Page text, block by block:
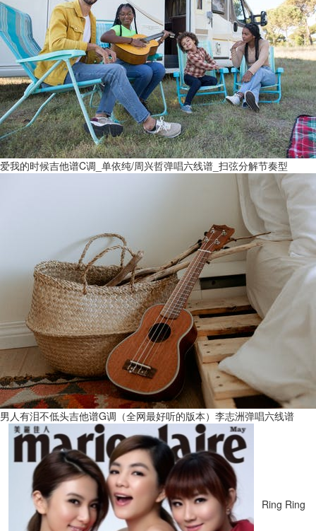
爱我的时候吉他谱C调_单依纯/周兴哲弹唱六线谱_扫弦分解节奏型
男人有泪不低头吉他谱G调（全网最好听的版本）李志洲弹唱六线谱
Ring Ring